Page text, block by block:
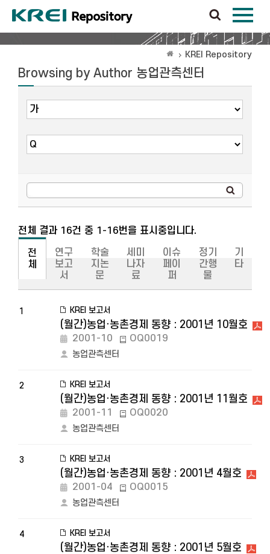
KREI Repository
Browsing by Author 농업관측센터
전체 결과 16건 중 1-16번을 표시중입니다.
전
체
연구
보고
서
학술
지논
문
세미
나자
료
이슈
페이
퍼
정기
간행
물
기
타
1 KREI 보고서
(월간)농업·농촌경제 동향 : 2001년 10월호
2001-10 OQ0019
농업관측센터
2 KREI 보고서
(월간)농업·농촌경제 동향 : 2001년 11월호
2001-11 OQ0020
농업관측센터
3 KREI 보고서
(월간)농업·농촌경제 동향 : 2001년 4월호
2001-04 OQ0015
농업관측센터
4 KREI 보고서
(월간)농업·농촌경제 동향 : 2001년 5월호